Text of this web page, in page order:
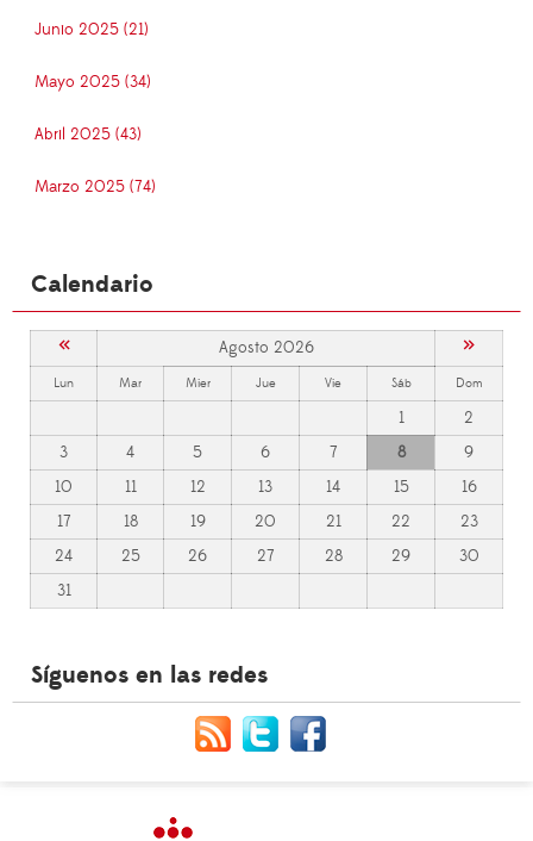
Junio 2025 (21)
Mayo 2025 (34)
Abril 2025 (43)
Marzo 2025 (74)
Calendario
« Agosto 2026 »
Lun Mar Mier Jue Vie Sáb Dom
1
2
3
4 5 6 7 8
9
10
11 12 13 14 15
16
17
18 19 20 21 22
23
24
25 26 27 28 29
30
31
Síguenos en las redes